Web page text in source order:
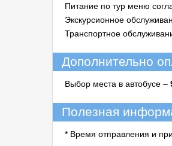
Питание по тур меню
Экскурсионное
Транспортное
Дополнительно
Выбор места в автобусе –
Полезная
* Время отправления и